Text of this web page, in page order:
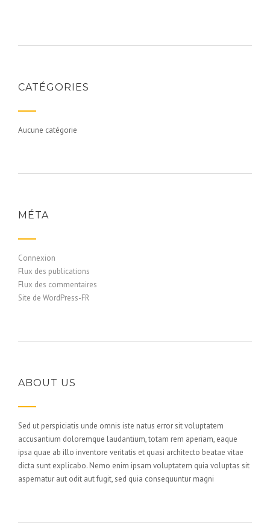
CATÉGORIES
Aucune catégorie
MÉTA
Connexion
Flux des publications
Flux des commentaires
Site de WordPress-FR
ABOUT US
Sed ut perspiciatis unde omnis iste natus error sit voluptatem
accusantium doloremque laudantium, totam rem aperiam, eaque
ipsa quae ab illo inventore veritatis et quasi architecto beatae vitae
dicta sunt explicabo. Nemo enim ipsam voluptatem quia voluptas sit
aspernatur aut odit aut fugit, sed quia consequuntur magni